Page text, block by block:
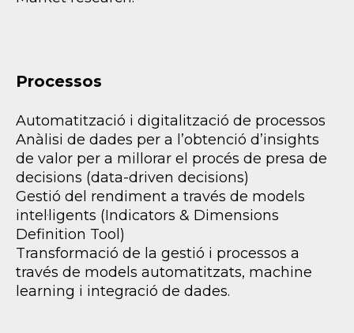
Processos
Automatització i digitalització de processos
Anàlisi de dades per a l’obtenció d’insights
de valor per a millorar el procés de presa de
decisions (data-driven decisions)
Gestió del rendiment a través de models
intel·ligents (Indicators & Dimensions
Definition Tool)
Transformació de la gestió i processos a
través de models automatitzats, machine
learning i integració de dades.